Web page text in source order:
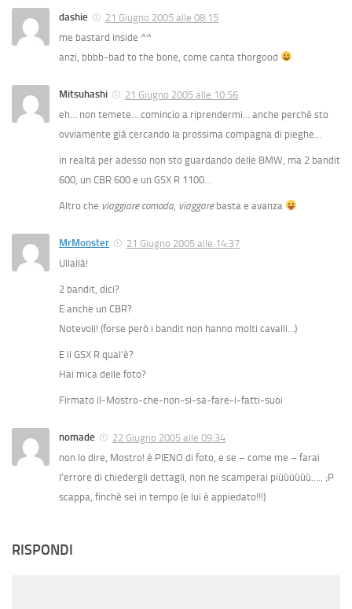
dashie
21 Giugno 2005 alle 08:15
me bastard inside ^^
anzi, bbbb-bad to the bone, come canta thorgood
Mitsuhashi
21 Giugno 2005 alle 10:56
eh… non temete… comincio a riprendermi… anche perché sto
ovviamente già cercando la prossima compagna di pieghe…
in realtà per adesso non sto guardando delle BMW, ma 2 bandit
600, un CBR 600 e un GSX R 1100…
Altro che viaggiare comoda viaggarebasta e avanza
MrMonster
21 Giugno 2005 alle 14:37
Ullallà!
2 bandit, dici?
E anche un CBR?
Notevoli! (forse però i bandit non hanno molti cavalli…)
E il GSX R qual’è?
Hai mica delle foto?
Firmato il-Mostro-che-non-si-sa-fare-i-fatti-suoi
nomade
22 Giugno 2005 alle 09:34
non lo dire, Mostro! è PIENO di foto, e se – come me – farai
l’errore di chiedergli dettagli, non ne scamperai piùùùùùù….. ;P
scappa, finchè sei in tempo (e lui è appiedato!!!)
RISPONDI